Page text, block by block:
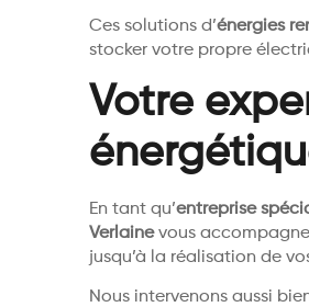
Ces solutions d’énergies
stocker votre propre
Votre
En tant qu’entreprise
Verlainevous
jusqu’à la réalisation de
Nous intervenons aussi